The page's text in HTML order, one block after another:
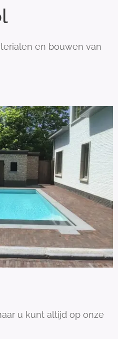
en bouwen van
u kunt altijd op onze